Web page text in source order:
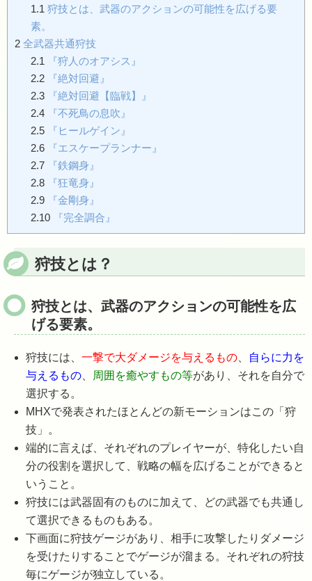
1.1 狩技とは、武器のアクションの可能性を広げる要
素。
2 全武器共通狩技
2.1 『狩人のオアシス』
2.2『絶対回避』
2.3『絶対回避【臨戦】』
2.4『不死鳥の息吹』
2.5『ヒールゲイン』
2.6『エスケープランナー』
2.7『鉄鋼身』
2.8『狂竜身』
2.9『金剛身』
2.10『完全調合』
狩技とは？
狩技とは、武器のアクションの可能性を広
げる要素。
狩技には、一撃で大ダメージを与えるもの
自らに力を
与えるもの
周囲を癒やすもの等があり、それを自分で
選択する。
MHXで発表されたほとんどの新モーションはこの「狩
技」。
端的に言えば、それぞれのプレイヤーが、特化したい自
分の役割を選択して、戦略の幅を広げることができると
いうこと。
狩技には武器固有のものに加えて、どの武器でも共通し
て選択できるものもある。
下画面に狩技ゲージがあり、相手に攻撃したりダメージ
を受けたりすることでゲージが溜まる。それぞれの狩技
毎にゲージが独立している。